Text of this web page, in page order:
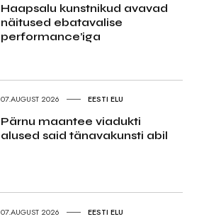
Haapsalu kunstnikud avavad
näitused ebatavalise
performance’iga
07.AUGUST 2026 EESTI ELU
Pärnu maantee viadukti
alused said tänavakunsti abil
07.AUGUST 2026 EESTI ELU